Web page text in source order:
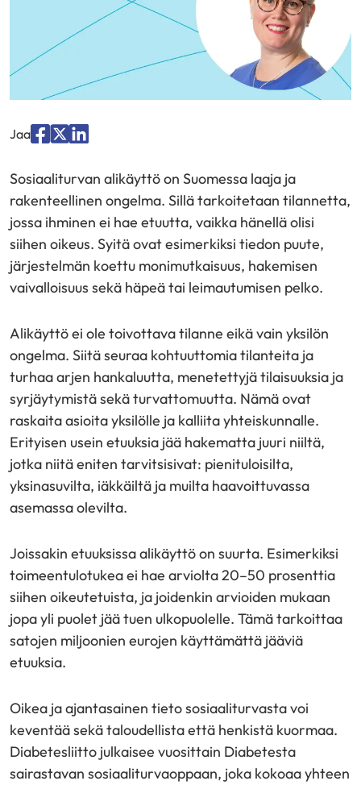
Jaa
palvelussa
"Facebook"
palvelussa
"X"
palvelussa
"LinkedIn"
Sosiaaliturvan alikäyttö on Suomessa laaja ja
rakenteellinen ongelma. Sillä tarkoitetaan tilannetta,
jossa ihminen ei hae etuutta, vaikka hänellä olisi
siihen oikeus. Syitä ovat esimerkiksi tiedon puute,
järjestelmän koettu monimutkaisuus, hakemisen
vaivalloisuus sekä häpeä tai leimautumisen pelko.
Alikäyttö ei ole toivottava tilanne eikä vain yksilön
ongelma. Siitä seuraa kohtuuttomia tilanteita ja
turhaa arjen hankaluutta, menetettyjä tilaisuuksia ja
syrjäytymistä sekä turvattomuutta. Nämä ovat
raskaita asioita yksilölle ja kalliita yhteiskunnalle.
Erityisen usein etuuksia jää hakematta juuri niiltä,
jotka niitä eniten tarvitsisivat: pienituloisilta,
yksinasuvilta, iäkkäiltä ja muilta haavoittuvassa
asemassa olevilta.
Joissakin etuuksissa alikäyttö on suurta. Esimerkiksi
toimeentulotukea ei hae arviolta 20–50 prosenttia
siihen oikeutetuista, ja joidenkin arvioiden mukaan
jopa yli puolet jää tuen ulkopuolelle. Tämä tarkoittaa
satojen miljoonien eurojen käyttämättä jääviä
etuuksia.
Oikea ja ajantasainen tieto sosiaaliturvasta voi
keventää sekä taloudellista että henkistä kuormaa.
Diabetesliitto julkaisee vuosittain Diabetesta
sairastavan sosiaaliturvaoppaan, joka kokoaa yhteen